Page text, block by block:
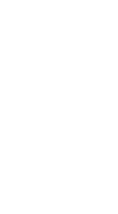
et la
inclut 3
ainsi